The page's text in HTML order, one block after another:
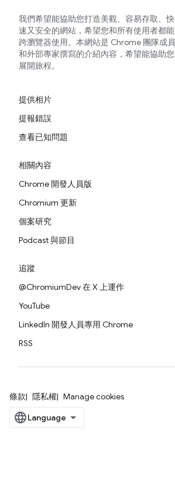
我們希望能協助您打造美觀、容易存取、快
速又安全的網站，希望您和所有使用者都能
跨瀏覽器使用。本網站是 Chrome 團隊成員
和外部專家撰寫的介紹內容，希望能協助您
展開旅程。
提供相片
提報錯誤
查看已知問題
相關內容
Chrome 開發人員版
Chromium 更新
個案研究
Podcast 與節目
追蹤
@ChromiumDev 在 X 上運作
YouTube
LinkedIn 開發人員專用 Chrome
RSS
條款 隱私權 Manage cookies